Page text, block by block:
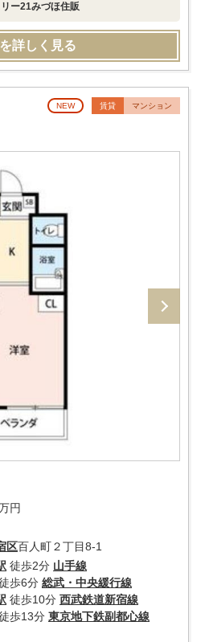
ー21みづほ住販
詳しく見る
NEW 賃貸 マンション
円
区百人町２丁目8-1
徒歩2分 山手線
歩6分 総武・中央緩行線
徒歩10分 西武鉄道新宿線
歩13分 東京地下鉄副都心線